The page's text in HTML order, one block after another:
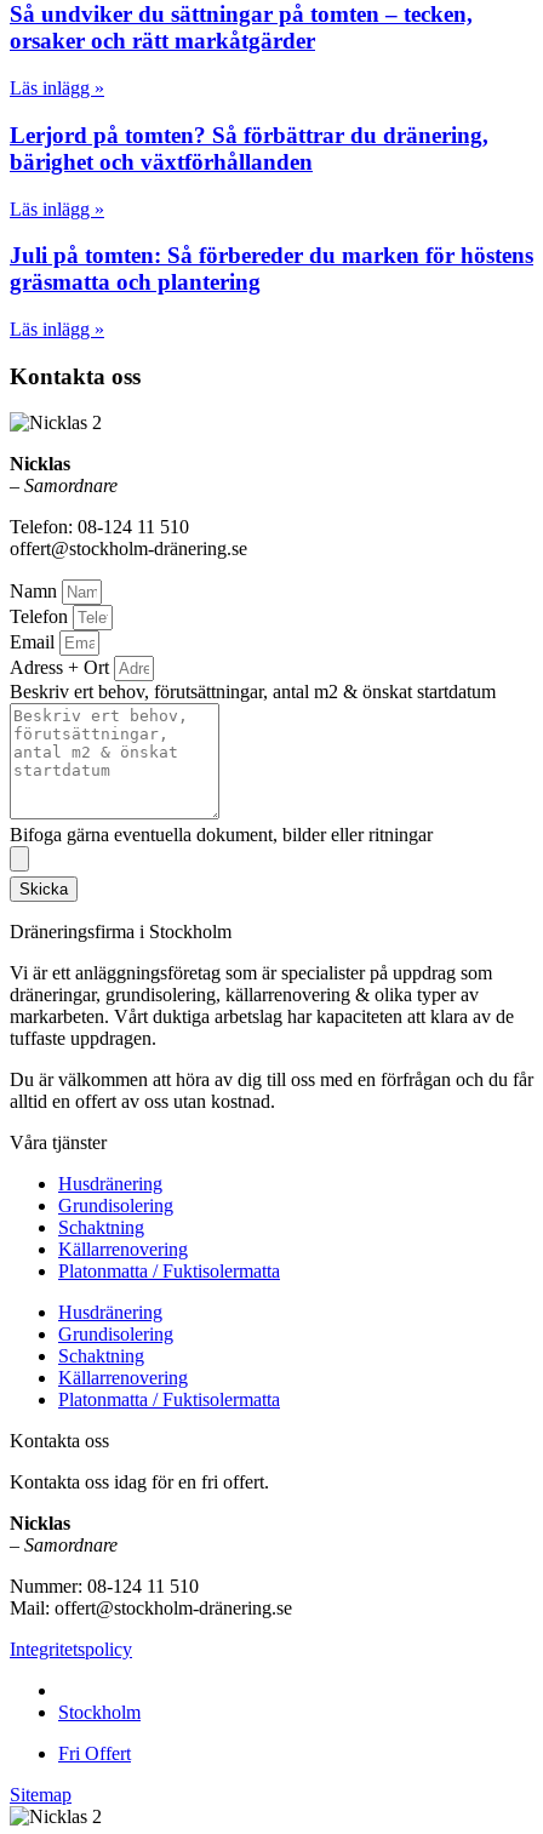
Så undviker du sättningar på tomten – tecken,
orsaker och rätt markåtgärder
Läs inlägg »
Lerjord på tomten? Så förbättrar du dränering,
bärighet och växtförhållanden
Läs inlägg »
Juli på tomten: Så förbereder du marken för höstens
gräsmatta och plantering
Läs inlägg »
Kontakta oss
Nicklas
– Samordnare
Telefon: 08-124 11 510
offert@stockholm-dränering.se
Namn
Telefon
Email
Adress + Ort
Beskriv ert behov, förutsättningar, antal m2 & önskat startdatum
Bifoga gärna eventuella dokument, bilder eller ritningar
Skicka
Dräneringsfirma i Stockholm
Vi är ett anläggningsföretag som är specialister på uppdrag som
dräneringar, grundisolering, källarrenovering & olika typer av
markarbeten. Vårt duktiga arbetslag har kapaciteten att klara av de
tuffaste uppdragen.
Du är välkommen att höra av dig till oss med en förfrågan och du får
alltid en offert av oss utan kostnad.
Våra tjänster
Husdränering
Grundisolering
Schaktning
Källarrenovering
Platonmatta / Fuktisolermatta
Husdränering
Grundisolering
Schaktning
Källarrenovering
Platonmatta / Fuktisolermatta
Kontakta oss
Kontakta oss idag för en fri offert.
Nicklas
– Samordnare
Nummer: 08-124 11 510
Mail: offert@stockholm-dränering.se
Integritetspolicy
Stockholm
Fri Offert
Sitemap